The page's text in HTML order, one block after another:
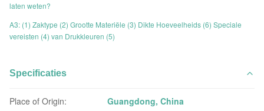
laten weten?
A3: (1) Zaktype (2) Grootte Materiële (3) Dikte Hoeveelheids (6) Speciale
vereisten (4) van Drukkleuren (5)
Specificaties
Place of Origin: Guangdong, China